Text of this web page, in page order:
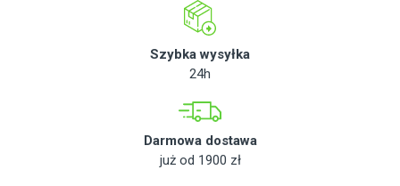
Szybka wysyłka
24h
Darmowa dostawa
już od 1900 zł